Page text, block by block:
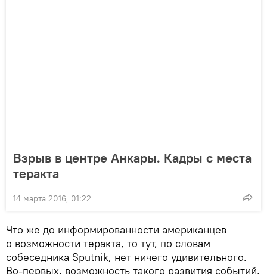
Взрыв в центре Анкары. Кадры с места
теракта
14 марта 2016, 01:22
Что же до информированности американцев
о возможности теракта, то тут, по словам
собеседника Sputnik, нет ничего удивительного.
Во-первых, возможность такого развития событий,